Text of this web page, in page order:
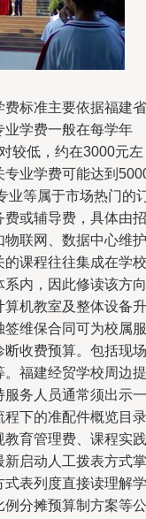
标准主要依据福建省
业学费一般在每学年
较低，约在3000元左
业学费可能达到
业等属于市场热门的
或辅导费，具体由招
联网、数据中心维护
课程往往集成在学校
内，因此修读该方向
机教室及整体设备升
维保合同可为校属服
收费预算。包括现场
福建经贸学校周边提
务人员通常须出示一
下的准配件概览目录
育管理费、课程实践
启动人工拨表方式掌
表列度直接读理解学
分摊预算制方案等公